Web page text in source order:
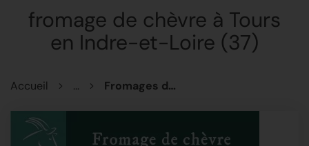
fromage de chèvre à Tours
en Indre-et-Loire (37)
Accueil ... Fromages de Chèvre